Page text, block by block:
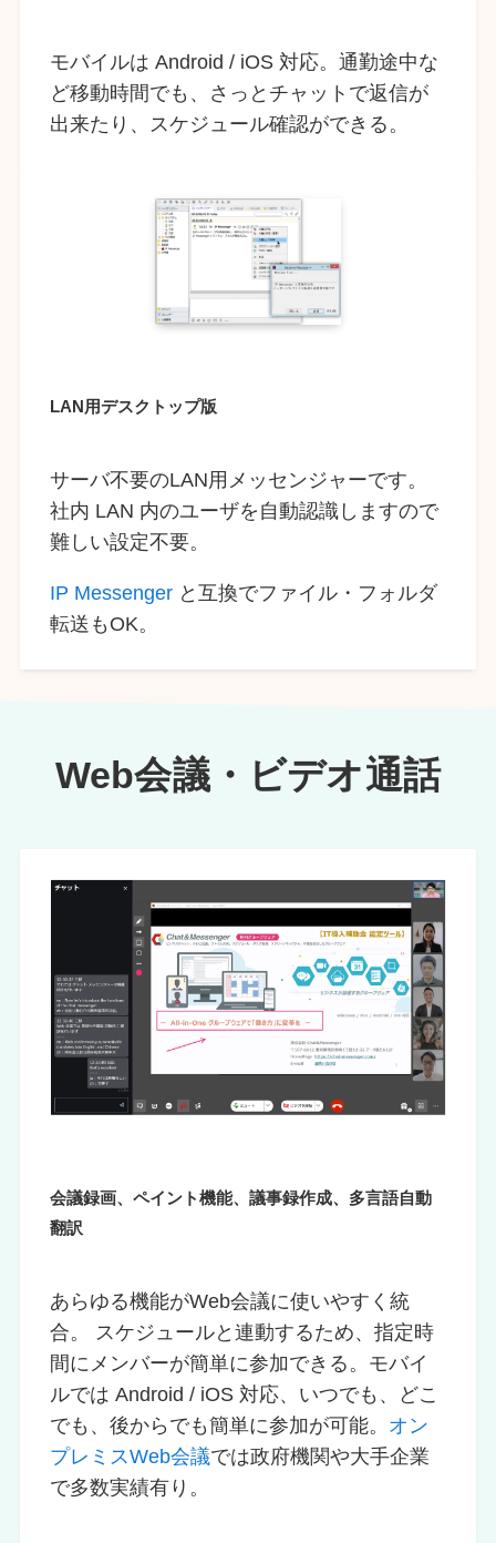
モバイルは Android / iOS 対応。通勤途中な
ど移動時間でも、さっとチャットで返信が
出来たり、スケジュール確認ができる。
LAN用デスクトップ版
サーバ不要のLAN用メッセンジャーです。
社内 LAN 内のユーザを自動認識しますので
難しい設定不要。
IP Messengerと互換でファイル・フォルダ
転送もOK。
Web会議・ビデオ通話
会議録画、ペイント機能、議事録作成、多言語自動
翻訳
あらゆる機能がWeb会議に使いやすく統
合。 スケジュールと連動するため、指定時
間にメンバーが簡単に参加できる。モバイ
ルでは Android / iOS 対応、いつでも、どこ
でも、後からでも簡単に参加が可能。 オン
プレミスWeb会議では政府機関や大手企業
で多数実績有り。